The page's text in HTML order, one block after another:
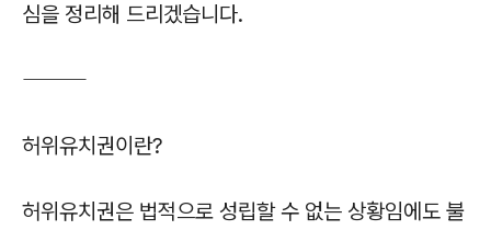
심을 정리해 드리겠습니다.
⸻
허위유치권이란?
허위유치권은 법적으로 성립할 수 없는 상황임에도 불